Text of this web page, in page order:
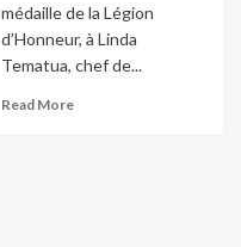
médaille de la Légion
d’Honneur, à Linda
Tematua, chef de...
Read More